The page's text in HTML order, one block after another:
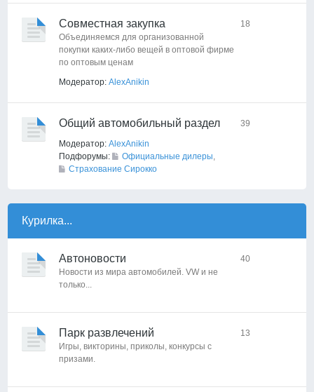
Совместная закупка
Объединяемся для организованной
покупки каких-либо вещей в оптовой фирме
по оптовым ценам
Модератор: AlexAnikin
18
Общий автомобильный раздел
Модератор: AlexAnikin
Подфорумы:
Официальные дилеры,
Страхование Сирокко
39
Курилка...
Автоновости
Новости из мира автомобилей. VW и не
только...
40
Парк развлечений
Игры, викторины, приколы, конкурсы с
призами.
13